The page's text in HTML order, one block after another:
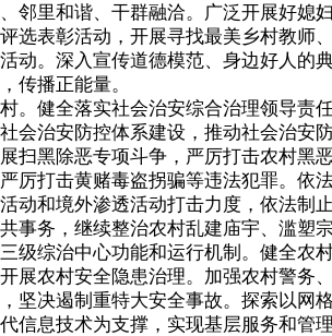
邻里和谐、干群融洽。广泛开展好媳
选表彰活动，开展寻找最美乡村教师
动。深入宣传道德模范、身边好人的
传播正能量。
村。健全落实社会治安综合治理领导责
会治安防控体系建设，推动社会治安
扫黑除恶专项斗争，严厉打击农村黑
厉打击黄赌毒盗拐骗等违法犯罪。依
动和境外渗透活动打击力度，依法制
事务，继续整治农村乱建庙宇、滥塑
级综治中心功能和运行机制。健全农
展农村安全隐患治理。加强农村警务
坚决遏制重特大安全事故。探索以网
信息技术为支撑，实现基层服务和管